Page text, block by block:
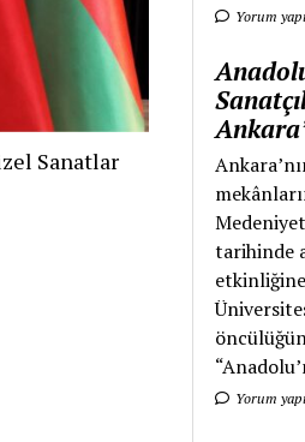
Sanatlar
Yorum
tarihinde
Yorum